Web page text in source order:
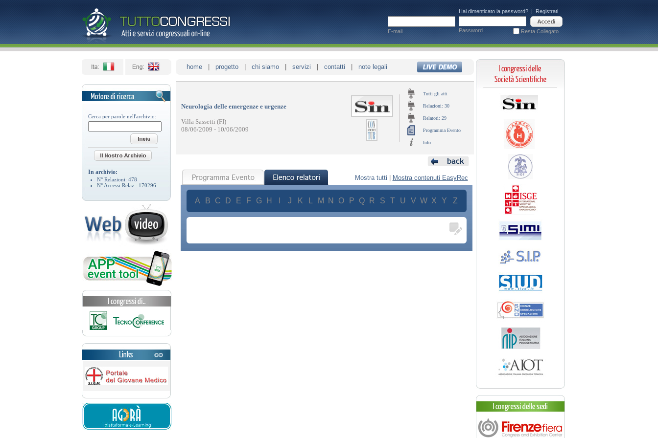
Hai dimenticato la password? | Registrati
E-mail Password Resta Collegato
Cerca per parole nell'archivio:
In archivio:
N° Relazioni: 478
N° Accessi Relaz.: 170296
home progetto chi siamo servizi contatti note legali
Neurologia delle emergenze e urgenze
Villa Sassetti (FI)
08/06/2009 - 10/06/2009
Tutti gli atti
Relazioni: 30
Relatori: 29
Programma Evento
Info
Mostra tutti Mostra contenuti EasyRec
A B C D E F G H J K M N O P Q R S T U V W X Y Z